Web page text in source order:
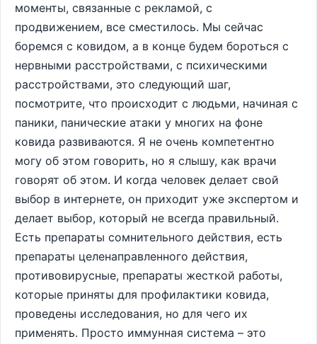
моменты, связанные с рекламой, с
продвижением, все сместилось. Мы сейчас
боремся с ковидом, а в конце будем бороться с
нервными расстройствами, с психическими
расстройствами, это следующий шаг,
посмотрите, что происходит с людьми, начиная с
паники, панические атаки у многих на фоне
ковида развиваются. Я не очень компетентно
могу об этом говорить, но я слышу, как врачи
говорят об этом. И когда человек делает свой
выбор в интернете, он приходит уже экспертом и
делает выбор, который не всегда правильный.
Есть препараты сомнительного действия, есть
препараты целенаправленного действия,
противовирусные, препараты жесткой работы,
которые приняты для профилактики ковида,
проведены исследования, но для чего их
применять. Просто иммунная система – это